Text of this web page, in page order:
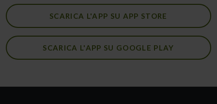
SCARICA L'APP SU APP STORE
SCARICA L'APP SU GOOGLE PLAY